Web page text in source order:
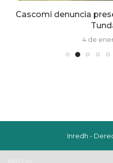
Cascomi denuncia
4 de
Inredh -